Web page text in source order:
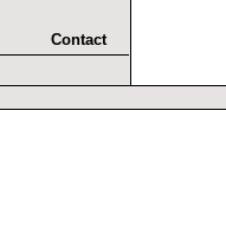
Contact